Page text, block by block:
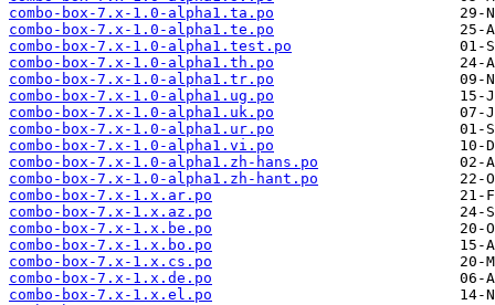
combo-box-7.x-1.0-alpha1.ta.po
combo-box-7.x-1.0-alpha1.te.po
combo-box-7.x-1.0-alpha1.test.po
combo-box-7.x-1.0-alpha1.th.po
combo-box-7.x-1.0-alpha1.tr.po
combo-box-7.x-1.0-alpha1.ug.po
combo-box-7.x-1.0-alpha1.uk.po
combo-box-7.x-1.0-alpha1.ur.po
combo-box-7.x-1.0-alpha1.vi.po
combo-box-7.x-1.0-alpha1.zh-hans.po
combo-box-7.x-1.0-alpha1.zh-hant.po
combo-box-7.x-1.x.ar.po
combo-box-7.x-1.x.az.po
combo-box-7.x-1.x.be.po
combo-box-7.x-1.x.bo.po
combo-box-7.x-1.x.cs.po
combo-box-7.x-1.x.de.po
combo-box-7.x-1.x.el.po